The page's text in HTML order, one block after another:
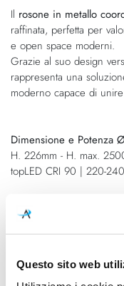
Questo sito web
Il rosone in metallo
raffinata, perfetta per
e open space moderni.
Grazie al suo design
rappresenta una
moderno capace di
Dimensione e Potenza
H. 226mm - H. max.
topLED CRI 90 | 220-
Dimensione e Potenza
H. 320mm - H. max.